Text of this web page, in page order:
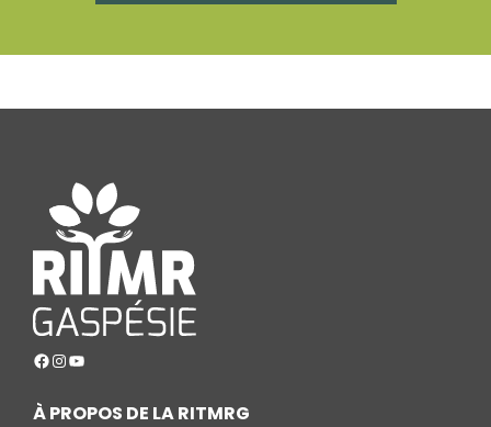
Facebook
Instagram
YouTube
À PROPOS DE LA RITMRG